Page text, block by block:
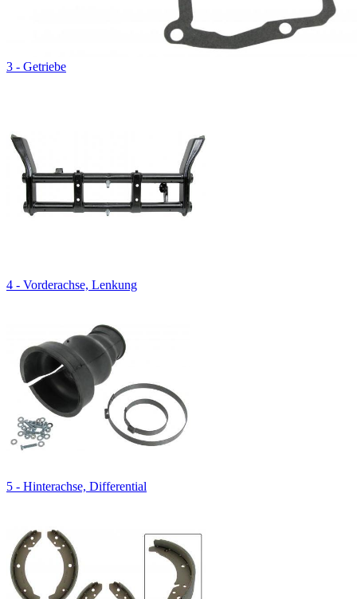
3 - Getriebe
4 - Vorderachse, Lenkung
5 - Hinterachse, Differential